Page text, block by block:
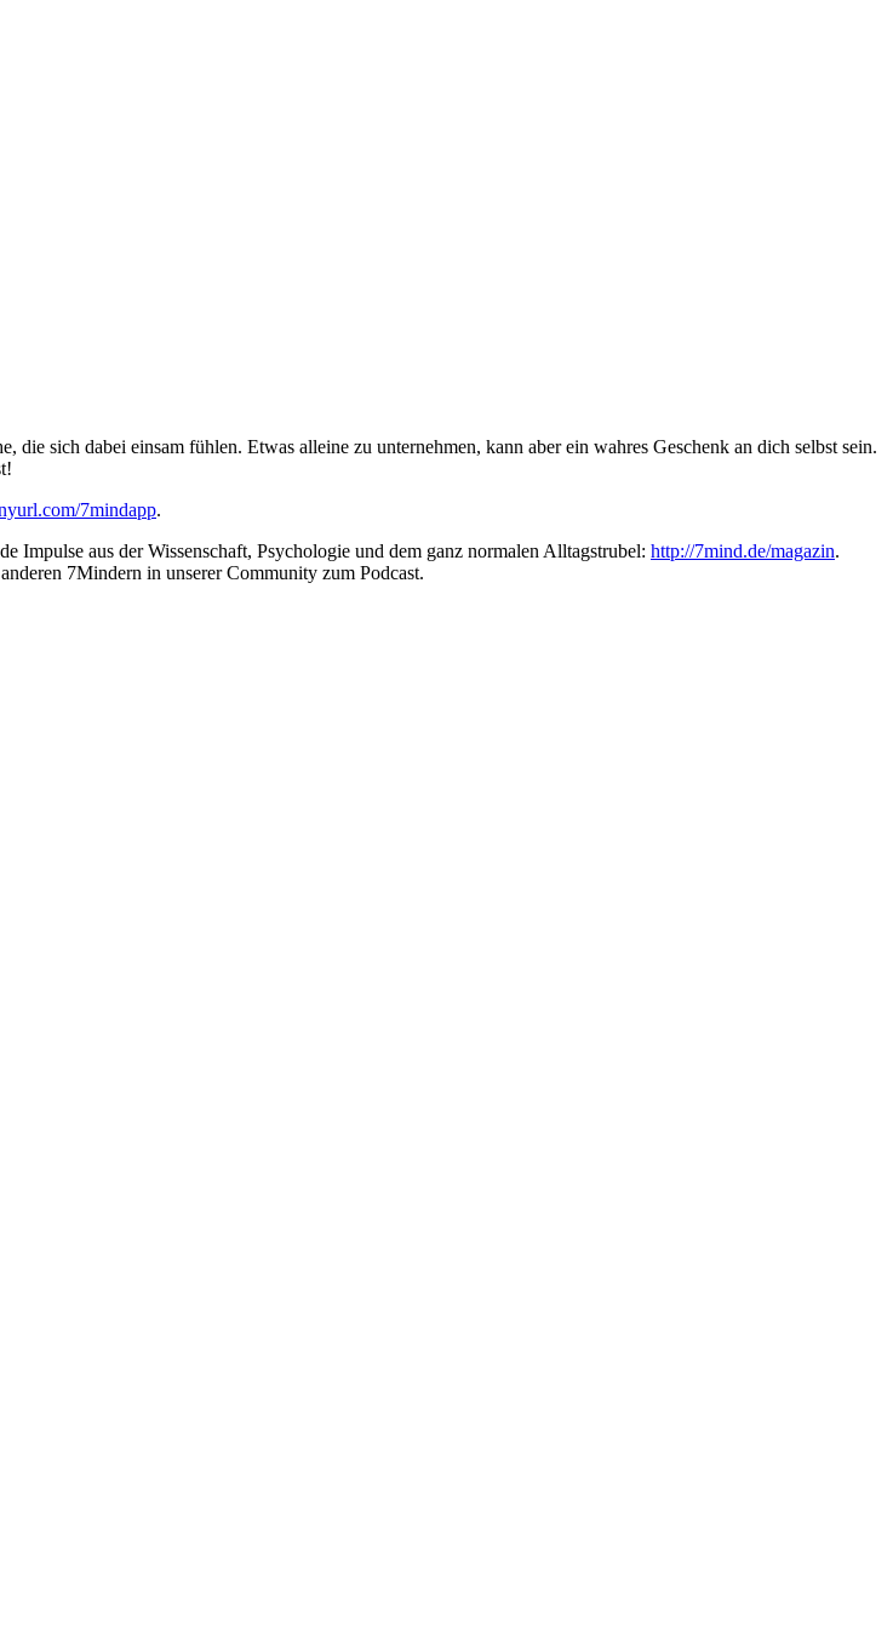
sich dabei einsam fühlen. Etwas alleine zu unternehmen, kann aber ein wahres Geschenk an dich selbst sein.
7mindapp.
Impulse aus der Wissenschaft, Psychologie und dem ganz normalen Alltagstrubel: http://7mind.de/magazin.
7Mindern in unserer Community zum Podcast.